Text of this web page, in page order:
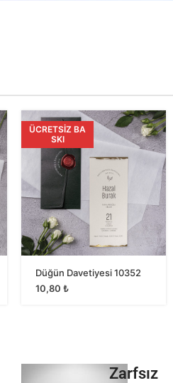
ÜCRETSIZ BA
SKI
Düğün Davetiyesi 10352
10,80 ₺
Zarfsız